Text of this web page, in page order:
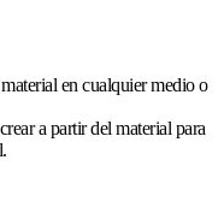
en cualquier medio o
a partir del material para